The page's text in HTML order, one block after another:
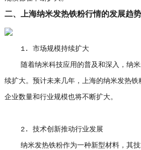
二、上海纳米发热铁粉行情的发展趋势
1. 市场规模持续扩大
随着纳米科技应用的普及和深入，纳米
续扩大。预计未来几年，上海的纳米发热铁
企业数量和行业规模也将不断扩大。
2. 技术创新推动行业发展
纳米发热铁粉作为一种新型材料，其技